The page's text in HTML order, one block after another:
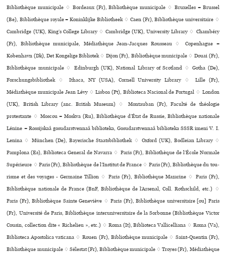
Bibliothèque muni­ci­pale ♢ Bordeaux (Fr), Bibliothèque muni­ci­pale ♢ Bruxelles = Brussel
(Be), Bibliothèque royale = Koninklijke Bibliotheek ♢ Caen (Fr), Bibliothèque uni­ver­si­taire ♢
Cambridge (UK), King’s College Library ♢ Cambridge (UK), University Library ♢ Chambéry
(Fr), Bibliothèque muni­ci­pale, Médiathèque Jean-Jacques Rousseau ♢ Copenhague =
København (Dk), Det Kongelige Bibliotek ♢ Dijon (Fr), Bibliothèque muni­ci­pale ♢ Douai (Fr),
Bibliothèque muni­ci­pale ♢ Edinburgh (UK), National Library of Scotland ♢ Gotha (De),
Forschungsbibliothek ♢ Ithaca, NY (USA), Cornell University Library ♢ Lille (Fr),
Médiathèque muni­ci­pale Jean Lévy ♢ Lisboa (Pt), Biblioteca Nacional de Portugal ♢ London
(UK), British Library (anc. British Museum) ♢ Montauban (Fr), Faculté de théologie
protestante ♢ Moscou = Moskva (Ru), Bibliothèque d’État de Russie, Bibliothèque nationale
Lénine = Rossijskaâ gosudarstvennaâ biblioteka, Gosudarstvennaâ biblioteka SSSR imeni V. I.
Lenina ♢ München (De), Bayerische Staatsbibliothek ♢ Oxford (UK), Bodleian Library ♢
Pamplona (Es), Biblioteca General de Navarra ♢ Paris (Fr), Bibliothèque de l’École Normale
Supérieure ♢ Paris (Fr), Bibliothèque de l’Institut de France ♢ Paris (Fr), Bibliothèque du tou­
risme et des voya­ges - Germaine Tillion ♢ Paris (Fr), Bibliothèque Mazarine ♢ Paris (Fr),
Bibliothèque nationale de France (BnF, Bibliothèque de l’Arsenal, Coll. Rothschild, etc.) ♢
Paris (Fr), Bibliothèque Sainte Geneviève ♢ Paris (Fr), Bibliothèque uni­ver­si­taire [ou] Paris
(Fr), Université de Paris, Bibliothèque inte­ru­ni­ver­si­taire de la Sorbonne (Bibliothèque Victor
Cousin, collection dite « Richelieu », etc.) ♢ Roma (It), Biblioteca Vallicelliana ♢ Roma (Va),
Biblioteca Apostolica vaticana ♢ Rouen (Fr), Bibliothèque muni­ci­pale ♢ Saint-Quentin (Fr),
Bibliothèque muni­ci­pale ♢ Sélestat (Fr), Bibliothèque muni­ci­pale ♢ Troyes (Fr), Médiathèque